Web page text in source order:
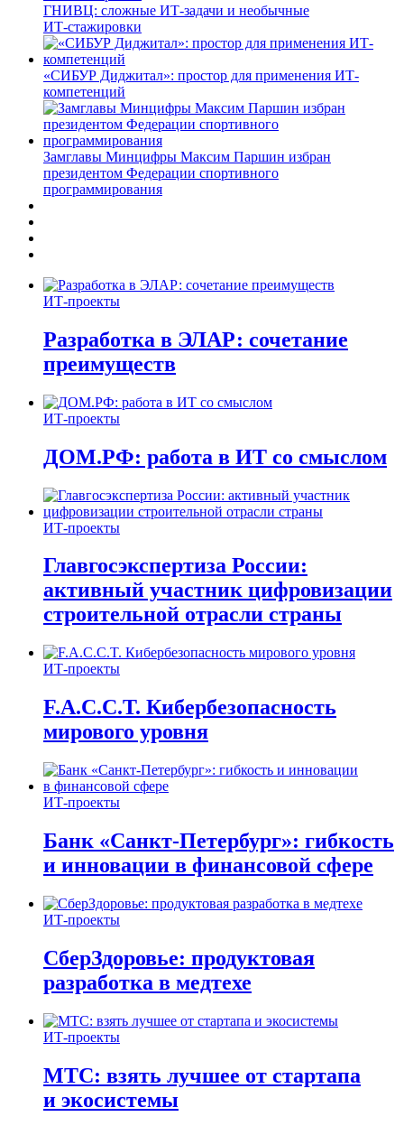
ГНИВЦ: сложные ИТ‑задачи и необычные
ИТ‑стажировки
«СИБУР Диджитал»: простор для применения ИТ-
компетенций
Замглавы Минцифры Максим Паршин избран
президентом Федерации спортивного
программирования
ИТ-проекты
Разработка в ЭЛАР: сочетание
преимуществ
ИТ-проекты
ДОМ.РФ: работа в ИТ со смыслом
ИТ-проекты
Главгосэкспертиза России:
активный участник цифровизации
строительной отрасли страны
ИТ-проекты
F.A.C.C.T. Кибербезопасность
мирового уровня
ИТ-проекты
Банк «Санкт-Петербург»: гибкость
и инновации в финансовой сфере
ИТ-проекты
СберЗдоровье: продуктовая
разработка в медтехе
ИТ-проекты
МТС: взять лучшее от стартапа
и экосистемы